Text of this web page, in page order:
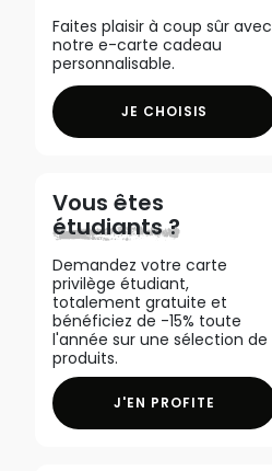
Faites plaisir à coup sûr avec
notre e-carte cadeau
personnalisable.
JE CHOISIS
Vous êtes
étudiants ?
Demandez votre carte
privilège étudiant,
totalement gratuite et
bénéficiez de -15% toute
l'année sur une sélection de
produits.
J'EN PROFITE